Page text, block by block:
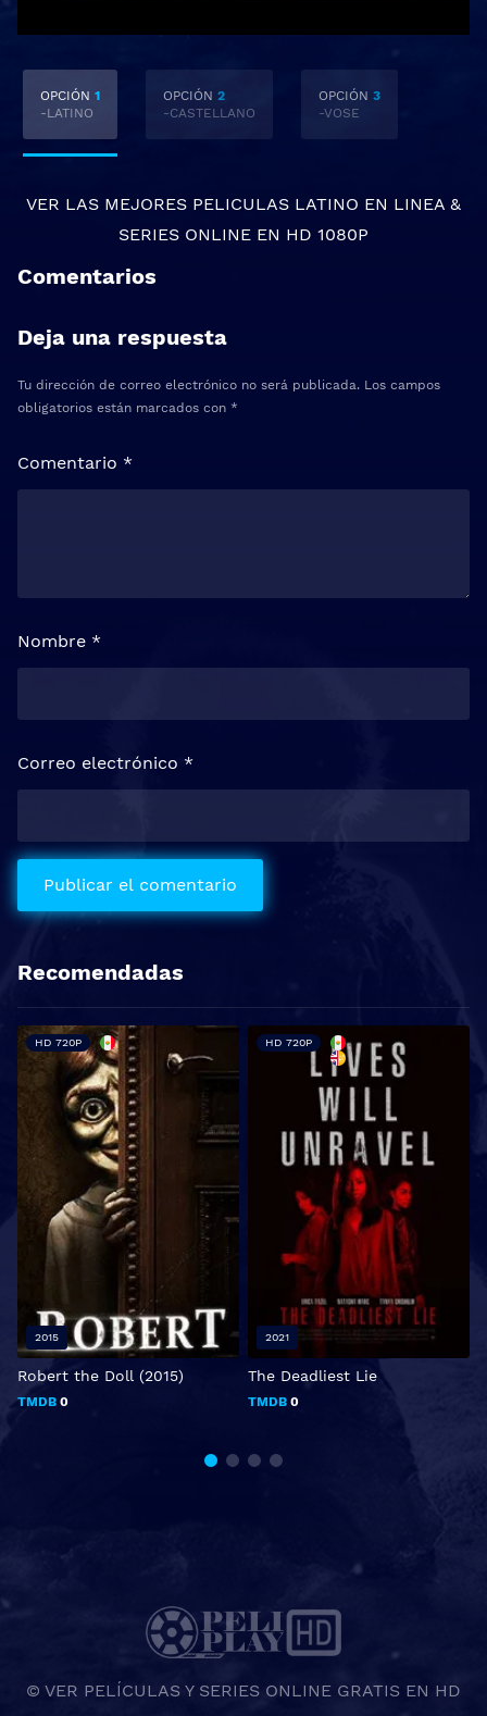
OPCIÓN 1
-LATINO
OPCIÓN 2
-CASTELLANO
OPCIÓN 3
-VOSE
VER LAS MEJORES PELICULAS LATINO EN LINEA &
SERIES ONLINE EN HD 1080P
Comentarios
Deja una respuesta
Tu dirección de correo electrónico no será publicada. Los campos
obligatorios están marcados con *
Comentario *
Nombre *
Correo electrónico *
Recomendadas
Robert the Doll (2015)
TMDB 0
HD 720P
2015
The Deadliest Lie
TMDB 0
HD 720P
2021
© VER PELÍCULAS Y SERIES ONLINE GRATIS EN HD